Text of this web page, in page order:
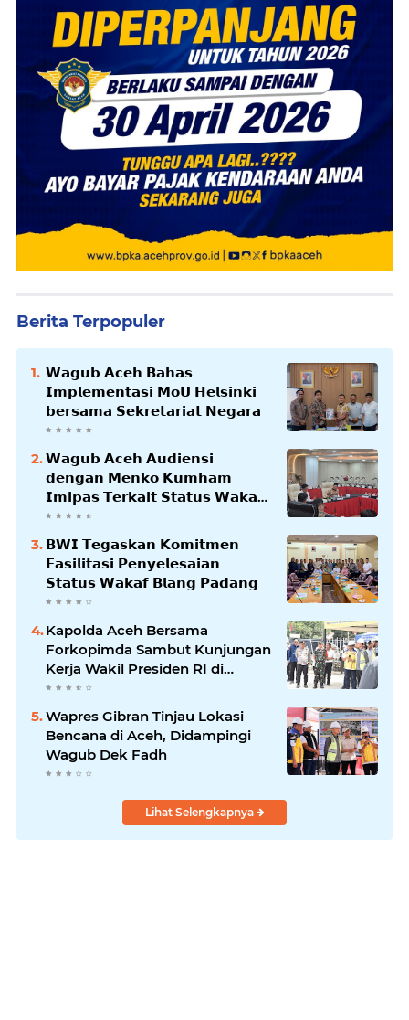
Berita Terpopuler
𝗪𝗮𝗴𝘂𝗯 𝗔𝗰𝗲𝗵 𝗕𝗮𝗵𝗮𝘀
𝗜𝗺𝗽𝗹𝗲𝗺𝗲𝗻𝘁𝗮𝘀𝗶 𝗠𝗼𝗨 𝗛𝗲𝗹𝘀𝗶𝗻𝗸𝗶
𝗯𝗲𝗿𝘀𝗮𝗺𝗮 𝗦𝗲𝗸𝗿𝗲𝘁𝗮𝗿𝗶𝗮𝘁 𝗡𝗲𝗴𝗮𝗿𝗮
𝗪𝗮𝗴𝘂𝗯 𝗔𝗰𝗲𝗵 𝗔𝘂𝗱𝗶𝗲𝗻𝘀𝗶
𝗱𝗲𝗻𝗴𝗮𝗻 𝗠𝗲𝗻𝗸𝗼 𝗞𝘂𝗺𝗵𝗮𝗺
𝗜𝗺𝗶𝗽𝗮𝘀 𝗧𝗲𝗿𝗸𝗮𝗶𝘁 𝗦𝘁𝗮𝘁𝘂𝘀 𝗪𝗮𝗸𝗮𝗳
𝗕𝗹𝗮𝗻𝗴𝗽𝗮𝗱𝗮𝗻𝗴
𝗕𝗪𝗜 𝗧𝗲𝗴𝗮𝘀𝗸𝗮𝗻 𝗞𝗼𝗺𝗶𝘁𝗺𝗲𝗻
𝗙𝗮𝘀𝗶𝗹𝗶𝘁𝗮𝘀𝗶 𝗣𝗲𝗻𝘆𝗲𝗹𝗲𝘀𝗮𝗶𝗮𝗻
𝗦𝘁𝗮𝘁𝘂𝘀 𝗪𝗮𝗸𝗮𝗳 𝗕𝗹𝗮𝗻𝗴 𝗣𝗮𝗱𝗮𝗻𝗴
Kapolda Aceh Bersama
Forkopimda Sambut Kunjungan
Kerja Wakil Presiden RI di
Kabupaten Bireuen
Wapres Gibran Tinjau Lokasi
Bencana di Aceh, Didampingi
Wagub Dek Fadh
Lihat Selengkapnya